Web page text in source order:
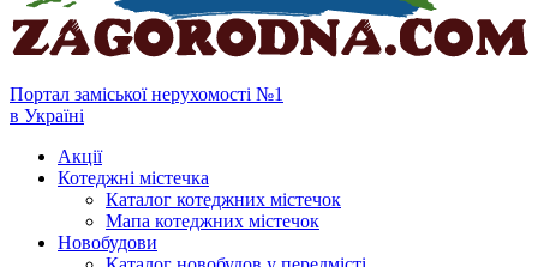
Портал заміської нерухомості №1
в Україні
Акції
Котеджні містечка
Каталог котеджних містечок
Мапа котеджних містечок
Новобудови